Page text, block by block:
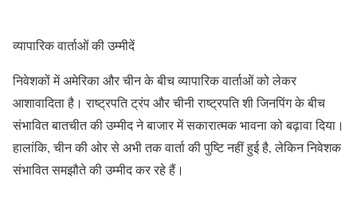
व्यापारिक वार्ताओं की उम्मीदें
निवेशकों में अमेरिका और चीन के बीच व्यापारिक वार्ताओं को लेकर
आशावादिता है। राष्ट्रपति ट्रंप और चीनी राष्ट्रपति शी जिनपिंग के बीच
संभावित बातचीत की उम्मीद ने बाजार में सकारात्मक भावना को बढ़ावा दिया।
हालांकि, चीन की ओर से अभी तक वार्ता की पुष्टि नहीं हुई है, लेकिन निवेशक
संभावित समझौते की उम्मीद कर रहे हैं।